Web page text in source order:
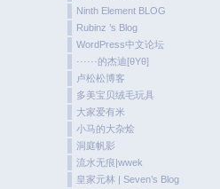
Ninth Element BLOG
Rubinz ’s Blog
WordPress中文论坛
······的杰迪[θYθ]
卢松松博客
多美宝贝绒毛玩具
大家爱有米
小马的大杂烩
洞庭帆影
流水无痕|wwek
皇家元林 | Seven’s Blog